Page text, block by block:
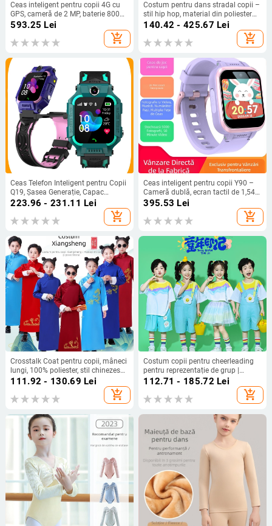
Ceas inteligent pentru copii 4G cu
GPS, cameră de 2 MP, baterie 800
mAh, memorie 16 GB
593.25 Lei
add_shopping_cart
Costum pentru dans stradal copii –
stil hip hop, material din poliester
cu tratament moale, sex neutru,
potrivit pentru dans stradal, pentru
copii peste 8 ani.
140.42 - 425.67 Lei
add_shopping_cart
Ceas Telefon Inteligent pentru Copii
Q19, Șasea Generație, Capac
Rotativ la 360°, Rezistent la apă,
Bidirecțională și Cameră 1.3MP
223.96 - 231.11 Lei
add_shopping_cart
Ceas inteligent pentru copii Y90 –
Cameră dublă, ecran tactil de 1,54
inci, slot TF, jocuri, muzică și redare
395.53 Lei
add_shopping_cart
Crosstalk Coat pentru copii, mâneci
lungi, 100% poliester, stil chinezesc,
vârsta 3-8 ani
111.92 - 130.69 Lei
add_shopping_cart
Costum copii pentru cheerleading
pentru reprezentație de grup |
Bumbac 85%, Vară 2024, Unisex,
112.71 - 185.72 Lei
add_shopping_cart